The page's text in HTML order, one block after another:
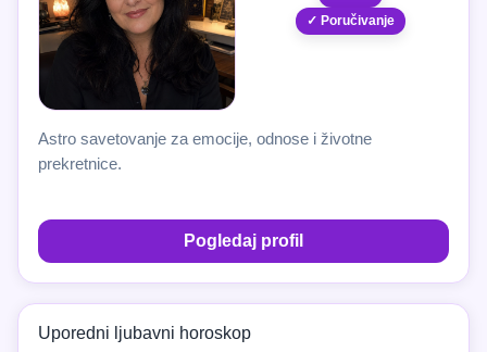
✓ Poručivanje
Astro savetovanje za emocije, odnose i životne
prekretnice.
Pogledaj profil
Uporedni ljubavni horoskop